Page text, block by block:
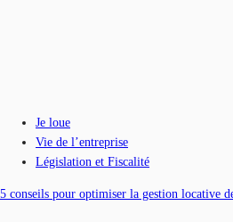
Je loue
Vie de l’entreprise
Législation et Fiscalité
5 conseils pour optimiser la gestion locative